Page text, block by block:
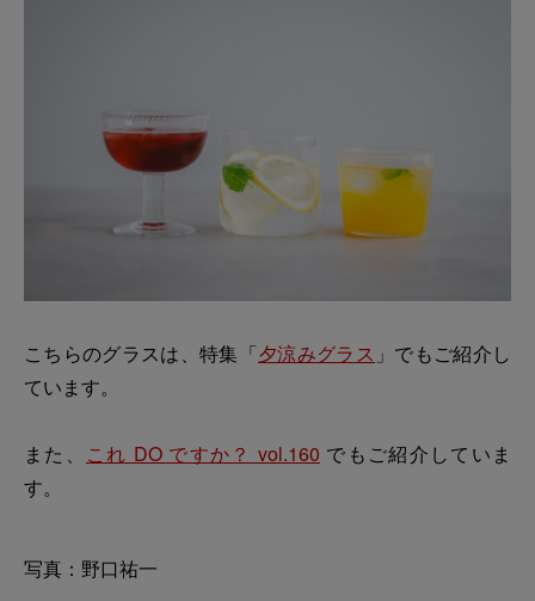
こちらのグラスは、特集「夕涼みグラス 」でもご紹介し
ています。
また、 これ DO ですか？ vol.160 でもご紹介していま
す。
写真：野口祐一